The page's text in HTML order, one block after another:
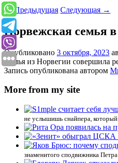
←Предыдущая Следующая →
Норвежская семья
Опубликовано 3 октября, 2023
Семья из Норвегии совершила
Запись опубликована автором
More from my site
не услышишь снайпера,
знаменитого сподвижника